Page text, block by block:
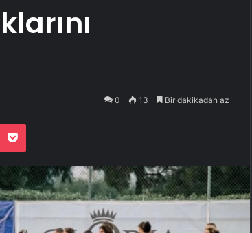
0 13 Bir dakikadan az
Pocket